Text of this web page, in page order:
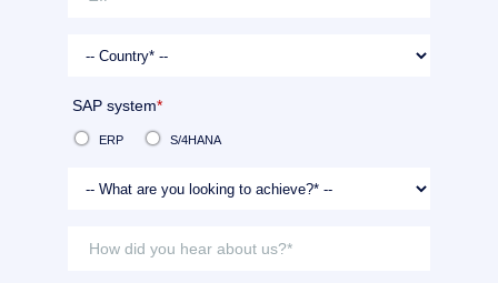
SAP system*
ERP S/4HANA